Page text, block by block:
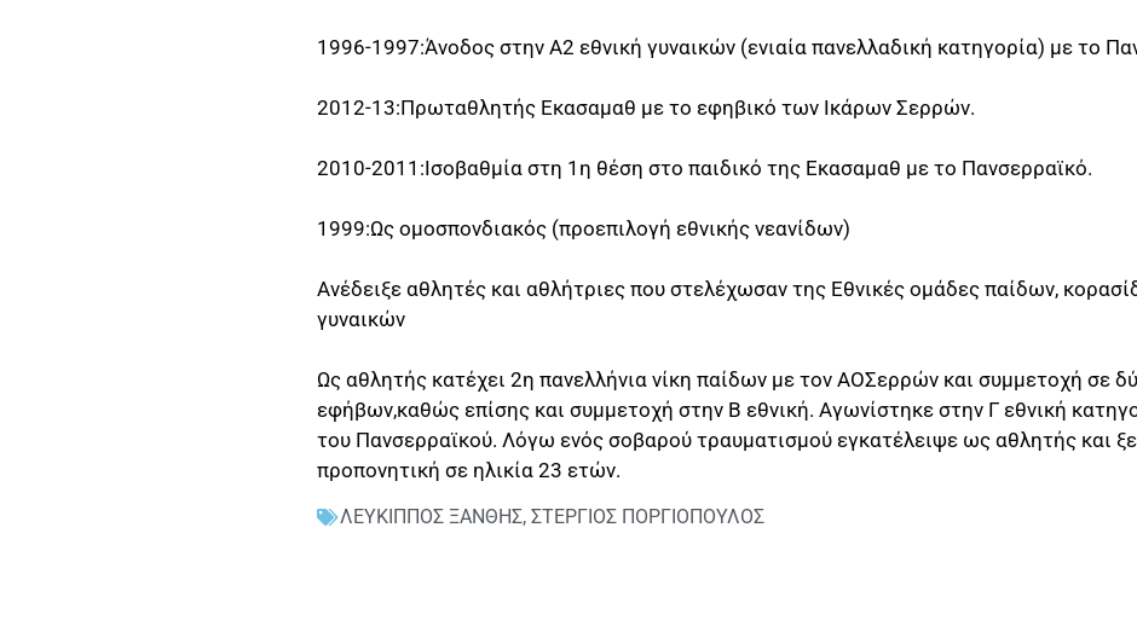
1996-1997:Άνοδος στην Α2 εθνική γυναικών (ενιαία πανελλαδική κατηγορία) με το
2012-13:Πρωταθλητής Εκασαμαθ με το εφηβικό των Ικάρων Σερρών.
2010-2011:Ισοβαθμία στη 1η θέση στο παιδικό της Εκασαμαθ με το Πανσερραϊκό.
1999:Ως ομοσπονδιακός (προεπιλογή εθνικής νεανίδων)
Ανέδειξε αθλητές και αθλήτριες που στελέχωσαν της Εθνικές ομάδες παίδων,
γυναικών
Ως αθλητής κατέχει 2η πανελλήνια νίκη παίδων με τον ΑΟΣερρών και συμμετοχή σε
εφήβων,καθώς επίσης και συμμετοχή στην Β εθνική. Αγωνίστηκε στην Γ εθνική
του Πανσερραϊκού. Λόγω ενός σοβαρού τραυματισμού εγκατέλειψε ως αθλητής και
προπονητική σε ηλικία 23 ετών.
ΛΕΥΚΙΠΠΟΣ ΞΑΝΘΗΣ, ΣΤΕΡΓΙΟΣ ΠΟΡΓΙΟΠΟΥΛΟΣ